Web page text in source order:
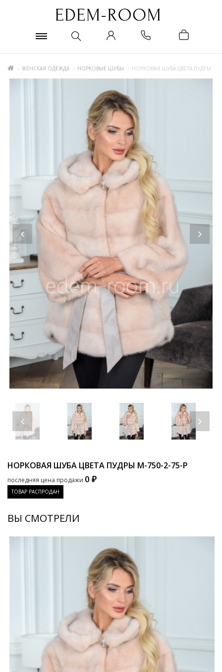
ЖЕНСКАЯ ОДЕЖДА НОРКОВЫЕ ШУБЫ НОРКОВАЯ ШУБА ЦВЕТА ПУДРЫ
НОРКОВАЯ ШУБА ЦВЕТА ПУДРЫ M-750-2-75-P
последняя цена продажи 0 ₽
ТОВАР РАСПРОДАН
ВЫ СМОТРЕЛИ